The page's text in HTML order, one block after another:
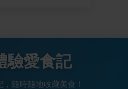
驗愛食記
隨時隨地收藏美食！